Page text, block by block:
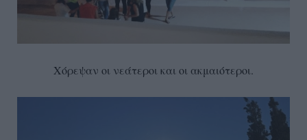
Χόρεψαν οι νεάτεροι και οι ακμαιότεροι.